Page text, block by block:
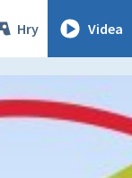
Hry Videa